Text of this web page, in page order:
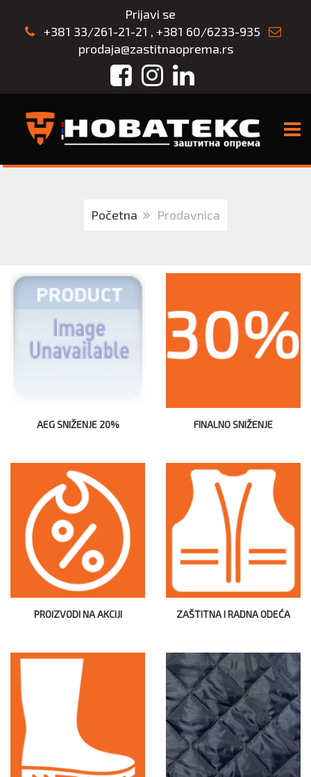
Prijavi se
+381 33/261-21-21 , +381 60/6233-935
prodaja@zastitnaoprema.rs
FacebookInstagram
LinkedIn
Početna Prodavnica
AEG SNIŽENJE 20% FINALNO SNIŽENJE
PROIZVODI NA AKCIJI ZAŠTITNA I RADNA ODEĆA